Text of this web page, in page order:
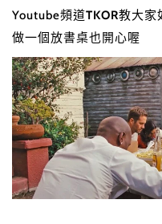
Youtube頻道TKOR教大家
做一個放書桌也開心喔